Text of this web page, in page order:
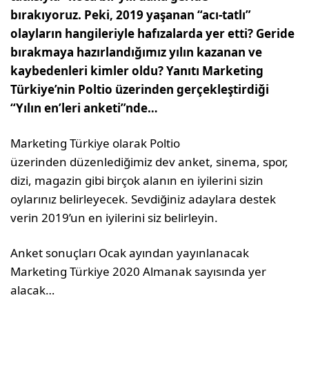
bırakıyoruz. Peki, 2019 yaşanan “acı-tatlı”
olayların hangileriyle hafızalarda yer etti? Geride
bırakmaya hazırlandığımız yılın kazanan ve
kaybedenleri kimler oldu? Yanıtı Marketing
Türkiye’nin Poltio üzerinden gerçekleştirdiği
“Yılın en’leri anketi”nde…
Marketing Türkiye olarak Poltio
üzerinden düzenlediğimiz dev anket, sinema, spor,
dizi, magazin gibi birçok alanın en iyilerini sizin
oylarınız belirleyecek. Sevdiğiniz adaylara destek
verin 2019’un en iyilerini siz belirleyin.
Anket sonuçları Ocak ayından yayınlanacak
Marketing Türkiye 2020 Almanak sayısında yer
alacak…